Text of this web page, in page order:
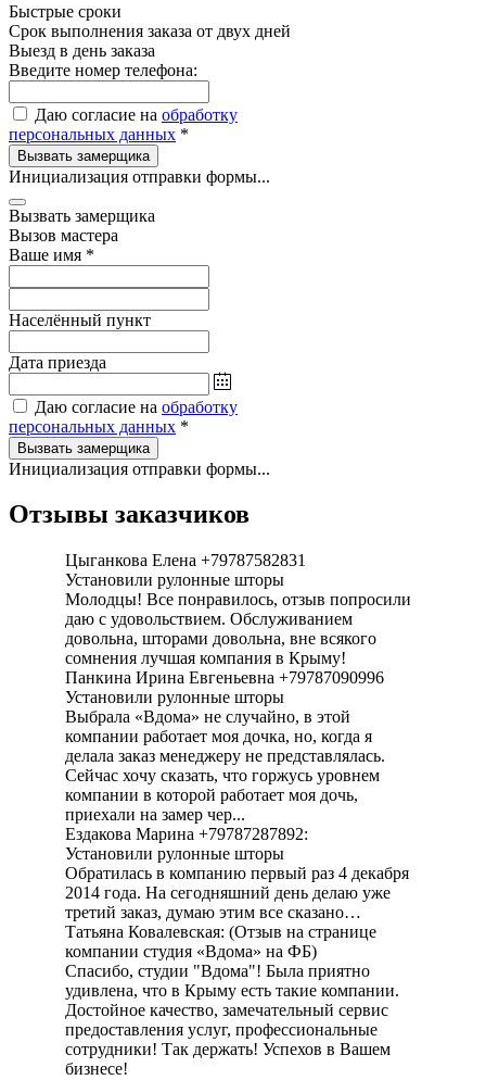
Быстрые сроки
Срок выполнения заказа от двух дней
Выезд в день заказа
Введите номер телефона:
Даю согласие на обработку
персональных данных *
Вызвать замерщика
Инициализация отправки формы...
Вызвать замерщика
Вызов мастера
Ваше имя *
Населённый пункт
Дата приезда
Даю согласие на обработку
персональных данных *
Вызвать замерщика
Инициализация отправки формы...
Отзывы заказчиков
Цыганкова Елена +79787582831
Установили рулонные шторы
Молодцы! Все понравилось, отзыв попросили
даю с удовольствием. Обслуживанием
довольна, шторами довольна, вне всякого
сомнения лучшая компания в Крыму!
Панкина Ирина Евгеньевна +79787090996
Установили рулонные шторы
Выбрала «Вдома» не случайно, в этой
компании работает моя дочка, но, когда я
делала заказ менеджеру не представлялась.
Сейчас хочу сказать, что горжусь уровнем
компании в которой работает моя дочь,
приехали на замер чер...
Ездакова Марина +79787287892:
Установили рулонные шторы
Обратилась в компанию первый раз 4 декабря
2014 года. На сегодняшний день делаю уже
третий заказ, думаю этим все сказано…
Татьяна Ковалевская: (Отзыв на странице
компании студия «Вдома» на ФБ)
Спасибо, студии "Вдома"! Была приятно
удивлена, что в Крыму есть такие компании.
Достойное качество, замечательный сервис
предоставления услуг, профессиональные
сотрудники! Так держать! Успехов в Вашем
бизнесе!